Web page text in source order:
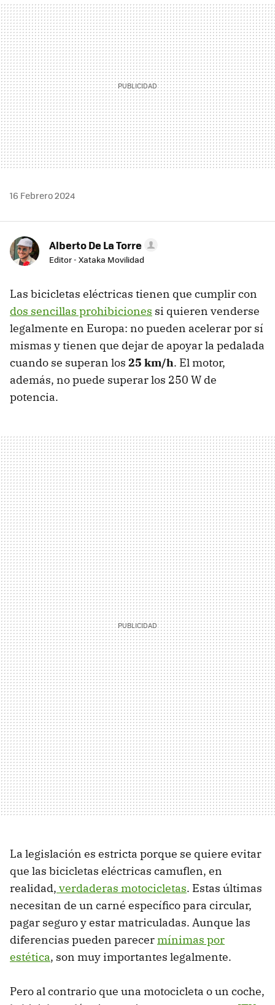
MAIL
16 Febrero 2024
Alberto De La Torre
Editor - Xataka Movilidad
Las bicicletas eléctricas tienen que cumplir con
dos sencillas prohibiciones si quieren venderse
legalmente en Europa: no pueden acelerar por sí
mismas y tienen que dejar de apoyar la pedalada
cuando se superan los 25 km/h. El motor,
además, no puede superar los 250 W de
potencia.
La legislación es estricta porque se quiere evitar
que las bicicletas eléctricas camuflen, en
realidad, verdaderas motocicletas. Estas últimas
necesitan de un carné específico para circular,
pagar seguro y estar matriculadas. Aunque las
diferencias pueden parecermínimas por
estética, son muy importantes legalmente.
Pero al contrario que una motocicleta o un coche,